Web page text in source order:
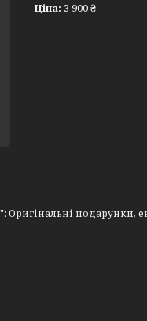
Ціна: 3 900 ₴